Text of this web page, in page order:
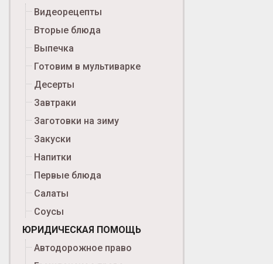
Видеорецепты
Вторые блюда
Выпечка
Готовим в мультиварке
Десерты
Завтраки
Заготовки на зиму
Закуски
Напитки
Первые блюда
Салаты
Соусы
ЮРИДИЧЕСКАЯ ПОМОЩЬ
Автодорожное право